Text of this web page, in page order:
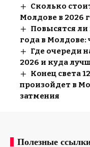
Сколько
Молдове в 2026
Повысятся ли
года в Молдове:
Где очереди
2026 и куда
Конец света
произойдет в
затмения
Полезные